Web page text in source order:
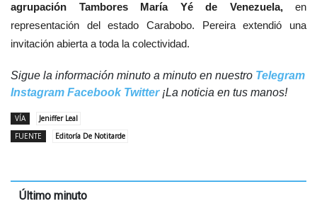
agrupación Tambores María Yé de Venezuela,en
representación del estado Carabobo. Pereira extendió una
invitación abierta a toda la colectividad.
Sigue la información minuto a minuto en nuestro Telegram
Instagram Facebook Twitter¡La noticia en tus manos!
VÍA
Jeniffer Leal
FUENTE
Editoría De Notitarde
Último minuto